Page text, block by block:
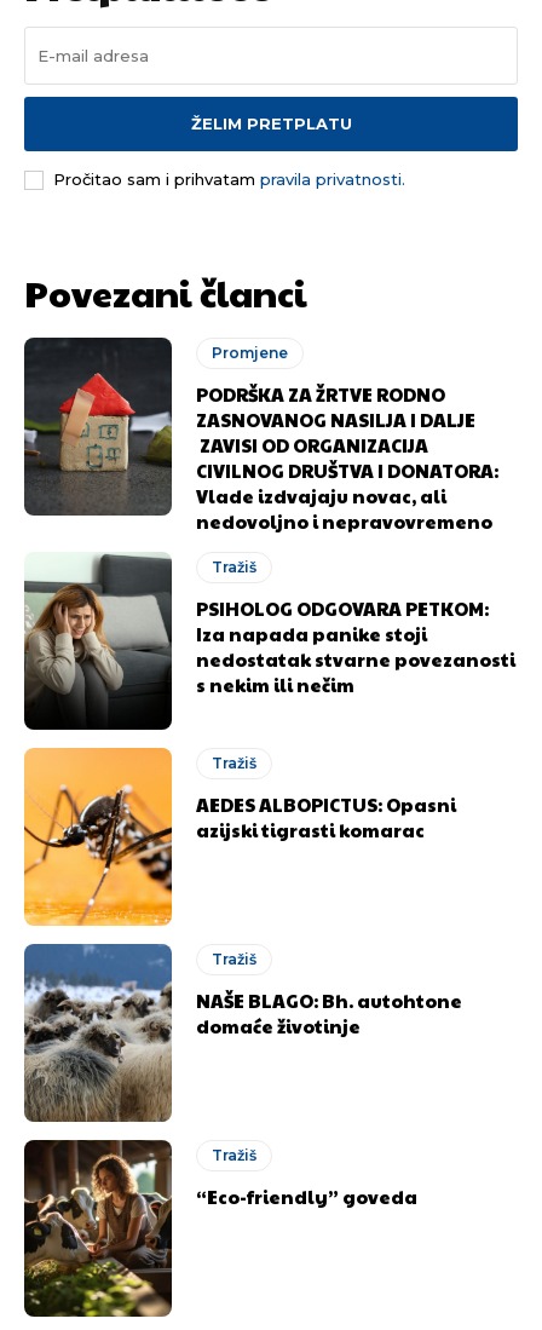
Pusti priču da živi!
Objavi.ba
[wpuf_form id=”7463”]
Pusti priču da živi!
Objavi.ba
[wpuf_form id=”7463”]
ŽELIM PRETPLATU
Pročitao sam i prihvatam pravila privatnosti.
Povezani članci
Promjene
PODRŠKA ZA ŽRTVE RODNO
ZASNOVANOG NASILJA I DALJE
ZAVISI OD ORGANIZACIJA
CIVILNOG DRUŠTVA I DONATORA:
Vlade izdvajaju novac, ali
nedovoljno i nepravovremeno
Tražiš
PSIHOLOG ODGOVARA PETKOM:
Iza napada panike stoji
nedostatak stvarne povezanosti
s nekim ili nečim
Tražiš
AEDES ALBOPICTUS: Opasni
azijski tigrasti komarac
Tražiš
NAŠE BLAGO: Bh. autohtone
domaće životinje
Tražiš
“Eco-friendly” goveda